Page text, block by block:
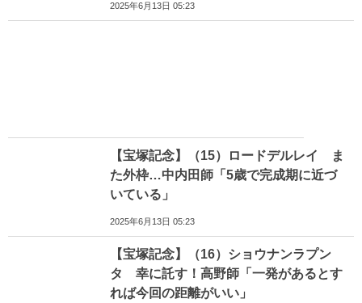
2025年6月13日 05:23
【宝塚記念】（15）ロードデルレイ ま
た外枠…中内田師「5歳で完成期に近づ
いている」
2025年6月13日 05:23
【宝塚記念】（16）ショウナンラプン
タ 幸に託す！高野師「一発があるとす
れば今回の距離がいい」